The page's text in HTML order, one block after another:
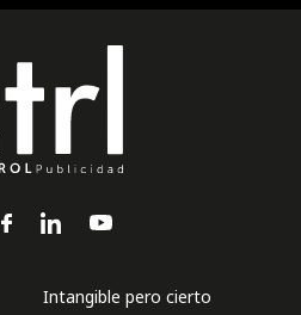
Intangible pero cierto